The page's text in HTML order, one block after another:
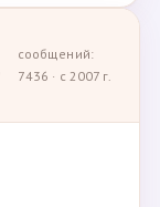
сообщений:
7436 · с 2007 г.